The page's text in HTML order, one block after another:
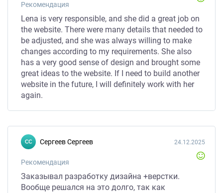
Рекомендация
Lena is very responsible, and she did a great job on
the website. There were many details that needed to
be adjusted, and she was always willing to make
changes according to my requirements. She also
has a very good sense of design and brought some
great ideas to the website. If I need to build another
website in the future, I will definitely work with her
again.
Сергеев Сергеев
Рекомендация
24.12.2025
Заказывал разработку дизайна +верстки.
Вообще решался на это долго, так как